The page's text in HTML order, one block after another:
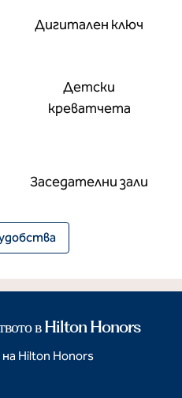
Дигитален ключ
Детски
креватчета
Заседателни зали
в Hilton Honors
Hilton Honors